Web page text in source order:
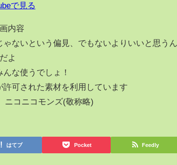
で見る
内容
ないという偏見、でもないよりいいと思うん
だよ
な使うでしょ！
可された素材を利用しています
コニコモンズ(敬称略)
はてブ Pocket Feedly